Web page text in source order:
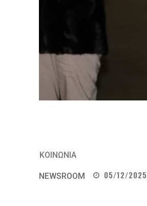
ΚΟΙΝΩΝΙΑ
NEWSROOM 05/12/2025